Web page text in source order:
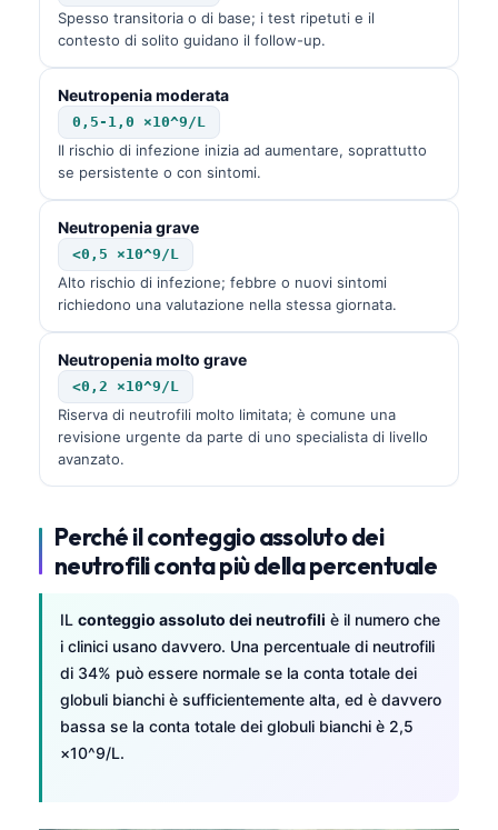
Spesso transitoria o di base; i test ripetuti e il
contesto di solito guidano il follow-up.
Neutropenia moderata
0,5-1,0 ×10^9/L
Il rischio di infezione inizia ad aumentare, soprattutto
se persistente o con sintomi.
Neutropenia grave
<0,5 ×10^9/L
Alto rischio di infezione; febbre o nuovi sintomi
richiedono una valutazione nella stessa giornata.
Neutropenia molto grave
<0,2 ×10^9/L
Riserva di neutrofili molto limitata; è comune una
revisione urgente da parte di uno specialista di livello
avanzato.
Perché il conteggio assoluto dei
neutrofili conta più della percentuale
IL conteggio assoluto dei neutrofili è il numero che
i clinici usano davvero. Una percentuale di neutrofili
di 34% può essere normale se la conta totale dei
globuli bianchi è sufficientemente alta, ed è davvero
bassa se la conta totale dei globuli bianchi è 2,5
×10^9/L.